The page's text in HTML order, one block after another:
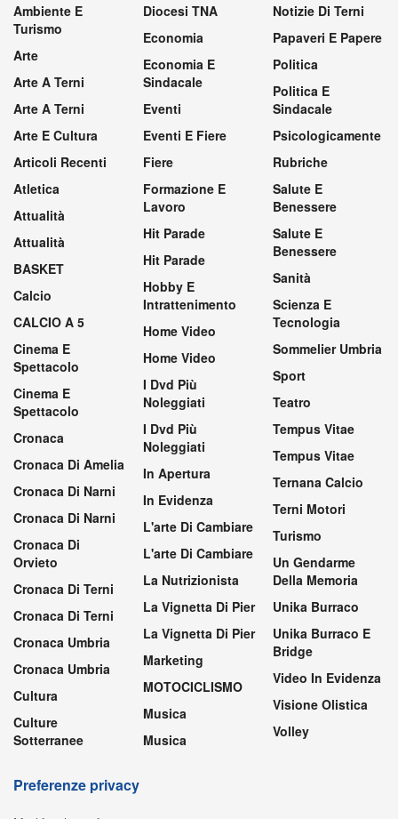
Ambiente E
Turismo
Arte
Arte A Terni
Arte A Terni
Arte E Cultura
Articoli Recenti
Atletica
Attualità
Attualità
BASKET
Calcio
CALCIO A 5
Cinema E
Spettacolo
Cinema E
Spettacolo
Cronaca
Cronaca Di Amelia
Cronaca Di Narni
Cronaca Di Narni
Cronaca Di
Orvieto
Cronaca Di Terni
Cronaca Di Terni
Cronaca Umbria
Cronaca Umbria
Cultura
Culture
Sotterranee
Diocesi TNA
Economia
Economia E
Sindacale
Eventi
Eventi E Fiere
Fiere
Formazione E
Lavoro
Hit Parade
Hit Parade
Hobby E
Intrattenimento
Home Video
Home Video
I Dvd Più
Noleggiati
I Dvd Più
Noleggiati
In Apertura
In Evidenza
L'arte Di Cambiare
L'arte Di Cambiare
La Nutrizionista
La Vignetta Di Pier
La Vignetta Di Pier
Marketing
MOTOCICLISMO
Musica
Musica
Notizie Di Terni
Papaveri E Papere
Politica
Politica E
Sindacale
Psicologicamente
Rubriche
Salute E
Benessere
Salute E
Benessere
Sanità
Scienza E
Tecnologia
Sommelier Umbria
Sport
Teatro
Tempus Vitae
Tempus Vitae
Ternana Calcio
Terni Motori
Turismo
Un Gendarme
Della Memoria
Unika Burraco
Unika Burraco E
Bridge
Video In Evidenza
Visione Olistica
Volley
Preferenze privacy